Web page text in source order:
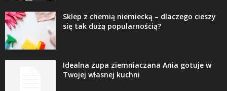
Sklep z chemią niemiecką – dlaczego cieszy
się tak dużą popularnością?
Idealna zupa ziemniaczana Ania gotuje w
Twojej własnej kuchni